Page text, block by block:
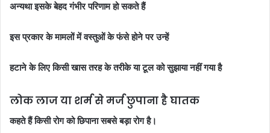
अन्यथा इसके बेहद गंभीर परिणाम हो सकते हैं
इस प्रकार के मामलों में वस्तुओं के फंसे होने पर उन्हें
हटाने के लिए किसी खास तरह के तरीके या टूल को सुझाया नहीं गया है
लोक लाज या शर्म से मर्ज छुपाना है घातक
कहते हैं किसी रोग को छिपाना सबसे बड़ा रोग है।